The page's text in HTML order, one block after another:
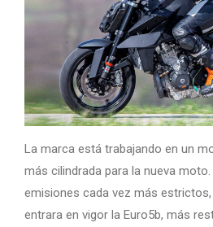
La marca está trabajando en un
más cilindrada para la nueva
emisiones cada vez más
entrara en vigor la Euro5b, más